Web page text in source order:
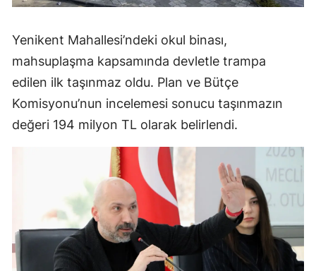
Yenikent Mahallesi’ndeki okul binası,
mahsuplaşma kapsamında devletle trampa
edilen ilk taşınmaz oldu. Plan ve Bütçe
Komisyonu’nun incelemesi sonucu taşınmazın
değeri 194 milyon TL olarak belirlendi.